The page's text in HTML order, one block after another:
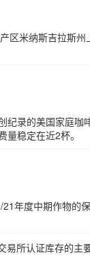
区米纳斯吉拉斯
纪录的美国家庭
稳定在近2杯。
年度中期作物的
所认证库存的主